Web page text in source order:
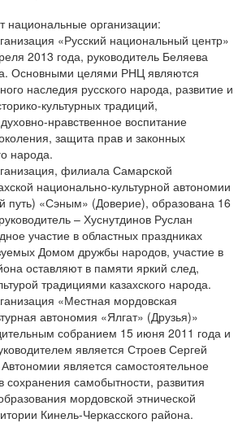
национальные организации:
«Русский национальный центр»
2013 года, руководитель Беляева
Основными целями РНЦ являются
наследия русского народа, развитие и
культурных традиций,
нравственное воспитание
защита прав и законных
народа.
филиала Самарской
национально-культурной автономии
путь) «Сэным» (Доверие), образована 16
– Хуснутдинов Руслан
участие в областных праздниках
Домом дружбы народов, участие в
оставляют в памяти яркий след,
традициями казахского народа.
«Местная мордовская
автономия «Ялгат» (Друзья)»
собранием 15 июня 2011 года и
является Строев Сергей
является самостоятельное
сохранения самобытности, развития
мордовской этнической
Кинель-Черкасского района.